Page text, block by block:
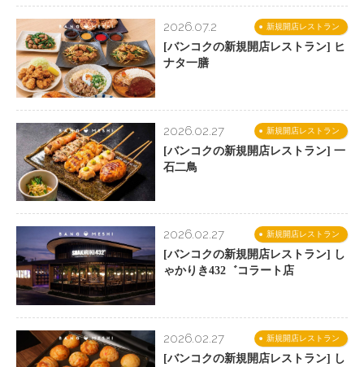
新規開店レストラン
2026.07.2
[バンコクの新規開店レストラン] ヒ
ナタ一膳
新規開店レストラン
2026.02.27
[バンコクの新規開店レストラン] 一
石二鳥
新規開店レストラン
2026.02.27
[バンコクの新規開店レストラン] し
ゃかりき432゛コラート店
新規開店レストラン
2026.02.27
[バンコクの新規開店レストラン] し